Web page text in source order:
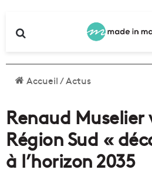
Accueil/Actus
Renaud Muselier
Région Sud «
à l’horizon 2035